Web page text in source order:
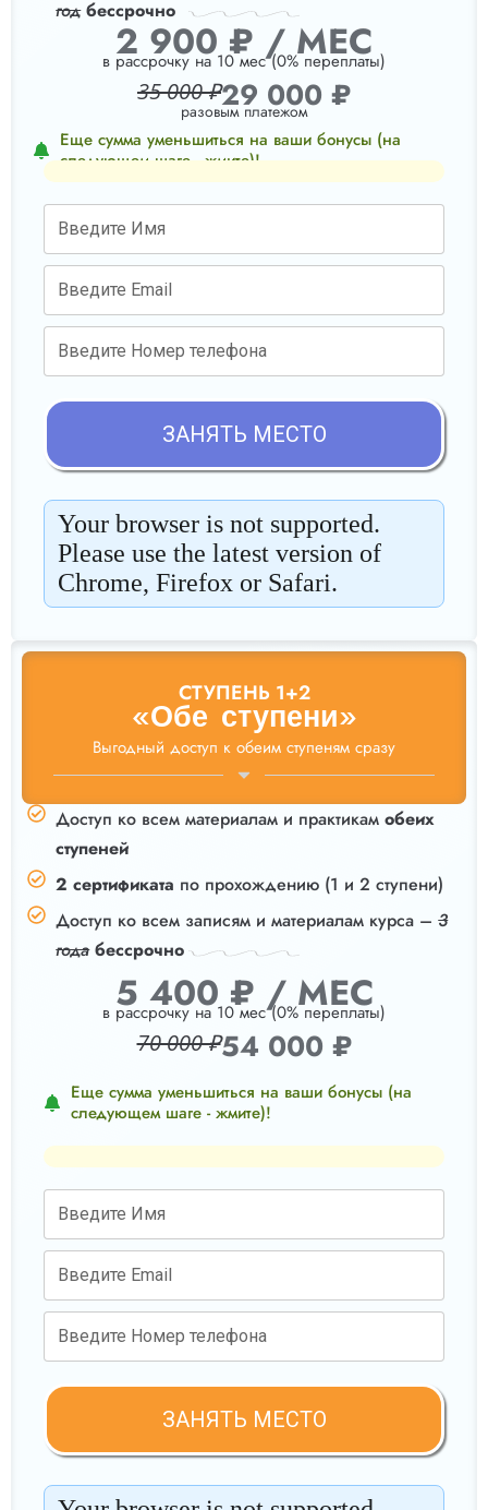
год бессрочно
2 900 ₽ / МЕС
в рассрочку на 10 мес (0% переплаты)
35 000 ₽29 000 ₽
разовым платежом
Еще сумма уменьшиться на ваши бонусы (на
следующем шаге - жмите)!
СТУПЕНЬ 1+2
«Обе ступени»
Выгодный доступ к обеим ступеням сразу
Доступ ко всем материалам и практикамобеих
ступеней
2 сертификата по прохождению (1 и 2 ступени)
Доступ ко всем записям и материалам курса –3
года бессрочно
5 400 ₽ / МЕС
в рассрочку на 10 мес (0% переплаты)
70 000 ₽54 000 ₽
Еще сумма уменьшиться на ваши бонусы (на
следующем шаге - жмите)!